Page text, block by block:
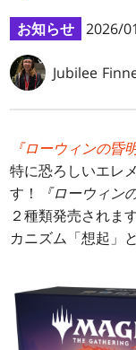
お知らせ 2026/
Jubilee
『ローウィンの昏
特に恐ろしいエレ
す！
『ローウィン
２種類発売されま
カニズム「想起」